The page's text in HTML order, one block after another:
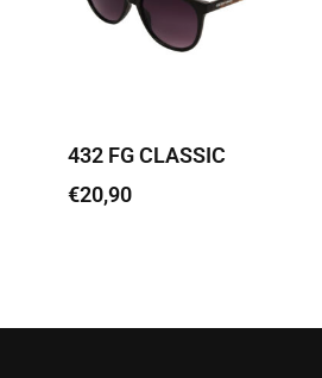
432 FG CLASSIC
€20,90